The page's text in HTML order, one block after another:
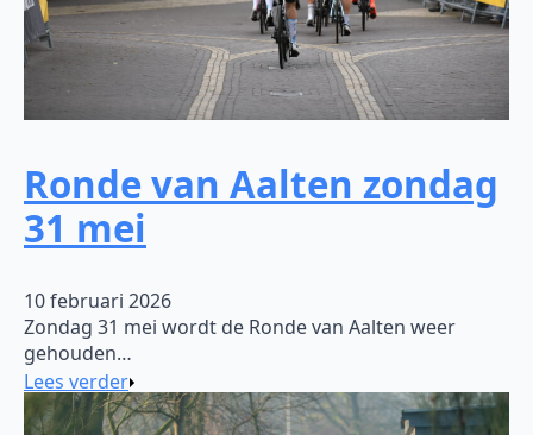
Ronde van Aalten zondag
31 mei
10 februari 2026
Zondag 31 mei wordt de Ronde van Aalten weer
gehouden…
Lees verder